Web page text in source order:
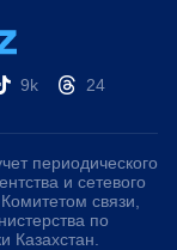
9k 24
периодического
и сетевого
связи,
по
Казахстан.